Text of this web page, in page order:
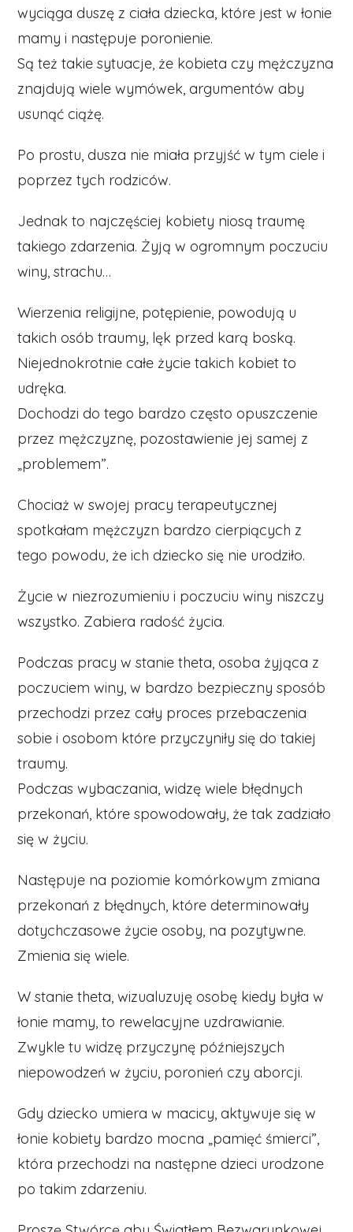
wyciąga duszę z ciała dziecka, które jest w łonie
mamy i następuje poronienie.
Są też takie sytuacje, że kobieta czy mężczyzna
znajdują wiele wymówek, argumentów aby
usunąć ciążę.
Po prostu, dusza nie miała przyjść w tym ciele i
poprzez tych rodziców.
Jednak to najczęściej kobiety niosą traumę
takiego zdarzenia. Żyją w ogromnym poczuciu
winy, strachu…
Wierzenia religijne, potępienie, powodują u
takich osób traumy, lęk przed karą boską.
Niejednokrotnie całe życie takich kobiet to
udręka.
Dochodzi do tego bardzo często opuszczenie
przez mężczyznę, pozostawienie jej samej z
„problemem”.
Chociaż w swojej pracy terapeutycznej
spotkałam mężczyzn bardzo cierpiących z
tego powodu, że ich dziecko się nie urodziło.
Życie w niezrozumieniu i poczuciu winy niszczy
wszystko. Zabiera radość życia.
Podczas pracy w stanie theta, osoba żyjąca z
poczuciem winy, w bardzo bezpieczny sposób
przechodzi przez cały proces przebaczenia
sobie i osobom które przyczyniły się do takiej
traumy.
Podczas wybaczania, widzę wiele błędnych
przekonań, które spowodowały, że tak zadziało
się w życiu.
Następuje na poziomie komórkowym zmiana
przekonań z błędnych, które determinowały
dotychczasowe życie osoby, na pozytywne.
Zmienia się wiele.
W stanie theta, wizualuzuję osobę kiedy była w
łonie mamy, to rewelacyjne uzdrawianie.
Zwykle tu widzę przyczynę późniejszych
niepowodzeń w życiu, poronień czy aborcji.
Gdy dziecko umiera w macicy, aktywuje się w
łonie kobiety bardzo mocna „pamięć śmierci”,
która przechodzi na następne dzieci urodzone
po takim zdarzeniu.